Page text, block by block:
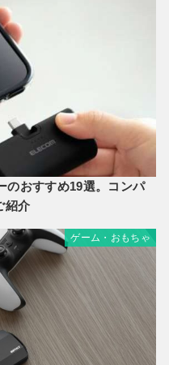
のおすすめ19選。コンパ
紹介
ゲーム・おもちゃ